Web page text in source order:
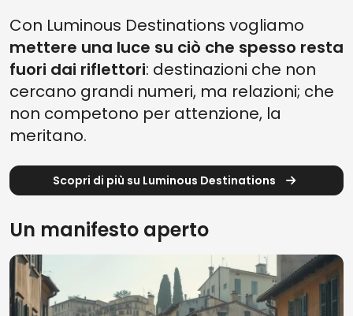
Con Luminous Destinations vogliamo
mettere una luce su ciò che spesso resta
fuori dai riflettori: destinazioni che non
cercano grandi numeri, ma relazioni; che
non competono per attenzione, la
meritano.
Scopri di più su Luminous Destinations
Un manifesto aperto